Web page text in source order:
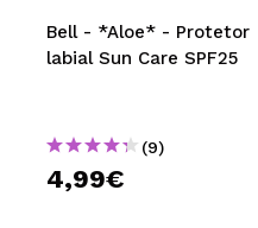
Bell - *Aloe* - Protetor
labial Sun Care SPF25
(9)
4,99€